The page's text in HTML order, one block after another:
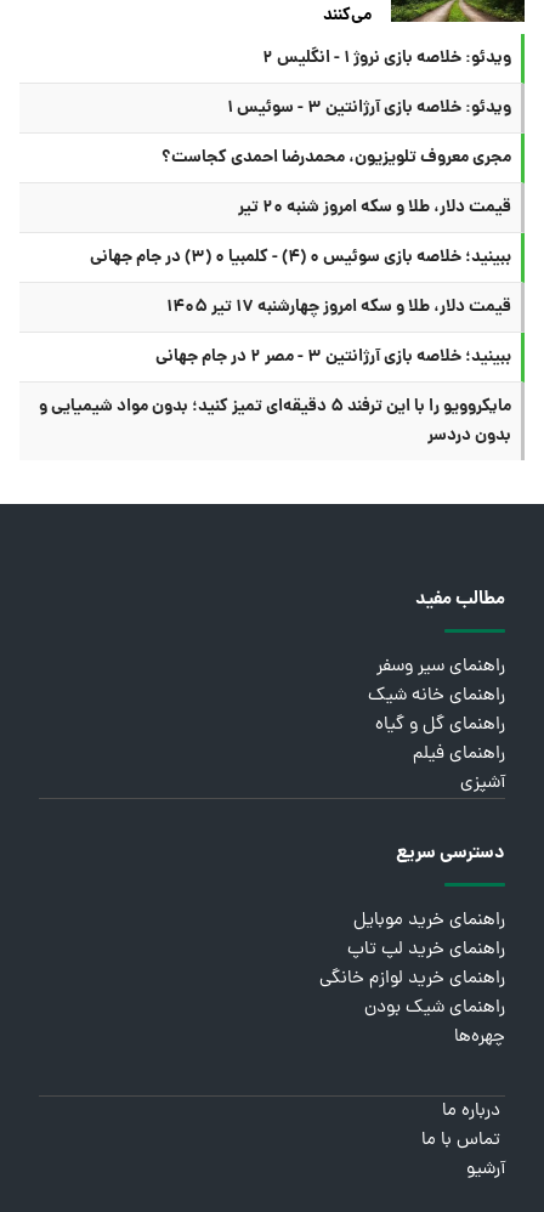
می‌کنند
ویدئو: خلاصه بازی نروژ ۱ - انگلیس ۲
ویدئو: خلاصه بازی آرژانتین ۳ - سوئیس ۱
مجری معروف تلویزیون، محمدرضا احمدی کجاست؟
قیمت دلار، طلا و سکه امروز شنبه ۲۰ تیر
ببینید؛ خلاصه بازی سوئیس ۰ (۴) - کلمبیا ۰ (۳) در جام جهانی
قیمت دلار، طلا و سکه امروز چهارشنبه ۱۷ تیر ۱۴۰۵
ببینید؛ خلاصه بازی آرژانتین ۳ - مصر ۲ در جام جهانی
مایکروویو را با این ترفند ۵ دقیقه‌ای تمیز کنید؛ بدون مواد شیمیایی و
بدون دردسر
مطالب مفید
راهنمای سیر وسفر
راهنمای خانه شیک
راهنمای گل و گیاه
راهنمای فیلم
آشپزی
دسترسی سریع
راهنمای خرید موبایل
راهنمای خرید لپ تاپ
راهنمای خرید لوازم خانگی
راهنمای شیک بودن
چهره‌ها
درباره ما
تماس با ما
آرشیو